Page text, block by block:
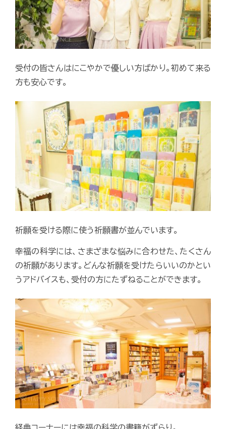
受付の皆さんはにこやかで優しい方ばかり。初めて来る
方も安心です。
祈願を受ける際に使う祈願書が並んでいます。
幸福の科学には、さまざまな悩みに合わせた、たくさん
の祈願があります。どんな祈願を受けたらいいのかとい
うアドバイスも、受付の方にたずねることができます。